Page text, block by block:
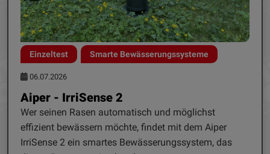
Einzeltest Smarte Bewässerungssysteme
06.07.2026
Aiper - IrriSense 2
Wer seinen Rasen automatisch und möglichst
effizient bewässern möchte, findet mit dem Aiper
IrriSense 2 ein smartes Bewässerungssystem, das